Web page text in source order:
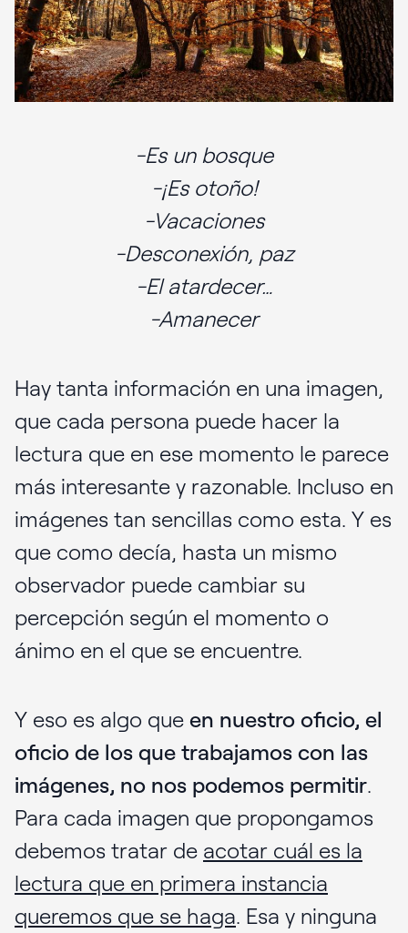
-Es un bosque
-¡Es otoño!
-Vacaciones
-Desconexión, paz
-El atardecer…
-Amanecer
Hay tanta información en una imagen,
que cada persona puede hacer la
lectura que en ese momento le parece
más interesante y razonable. Incluso en
imágenes tan sencillas como esta. Y es
que como decía, hasta un mismo
observador puede cambiar su
percepción según el momento o
ánimo en el que se encuentre.
Y eso es algo que en nuestro oficio, el
oficio de los que trabajamos con las
imágenes, no nos podemos permitir.
Para cada imagen que propongamos
debemos tratar de acotar cuál es la
lectura que en primera instancia
queremos que se haga. Esa y ninguna